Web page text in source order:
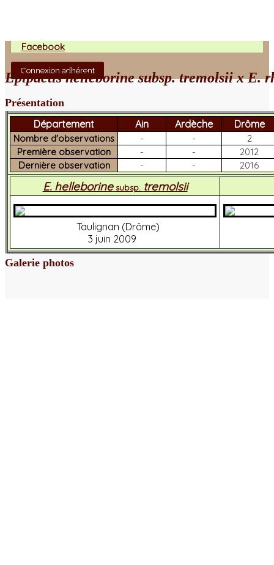
Facebook
Connexion adhérent
Epipactis helleborine subsp. tremolsii x E.
Présentation
Département
Ain Ardèche Drôme
Nombre d'observations - -
2
Première observation
- -
2012
Dernière observation
- - 2016
E. helleborinesubsp. tremolsii
Taulignan (Drôme)
3 juin 2009
Galerie photos